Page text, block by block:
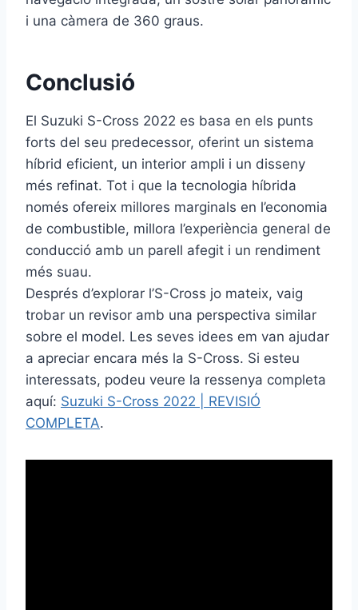
i una càmera de 360 ​​graus.
Conclusió
El Suzuki S-Cross 2022 es basa en els punts
forts del seu predecessor, oferint un sistema
híbrid eficient, un interior ampli i un disseny
més refinat. Tot i que la tecnologia híbrida
només ofereix millores marginals en l’economia
de combustible, millora l’experiència general de
conducció amb un parell afegit i un rendiment
més suau.
Després d’explorar l’S-Cross jo mateix, vaig
trobar un revisor amb una perspectiva similar
sobre el model. Les seves idees em van ajudar
a apreciar encara més la S-Cross. Si esteu
interessats, podeu veure la ressenya completa
aquí: Suzuki S-Cross 2022 | REVISIÓ
COMPLETA.